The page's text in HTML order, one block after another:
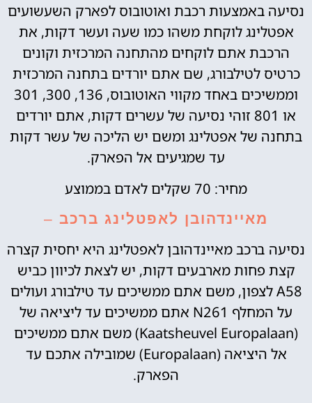
נסיעה באמצעות רכבת ואוטובוס לפארק השעשועים
אפטלינג לוקחת משהו כמו שעה ועשר דקות, את
הרכבת אתם לוקחים מהתחנה המרכזית וקונים
כרטיס לטילבורג, שם אתם יורדים בתחנה המרכזית
וממשיכים באחד מקווי האוטובוס, 136, 300, 301
או 801 זוהי נסיעה של עשרים דקות, אתם יורדים
בתחנה של אפטלינג ומשם יש הליכה של עשר דקות
עד שמגיעים אל הפארק.
מחיר: 70 שקלים לאדם בממוצע
מאיינדהובן לאפטלינג ברכב –
נסיעה ברכב מאיינדהובן לאפטלינג היא יחסית קצרה
קצת פחות מארבעים דקות, יש לצאת לכיוון כביש
A58 לצפון, משם אתם ממשיכים עד טילבורג ועולים
על המחלף N261 אתם ממשיכים עד ליציאה של
(‪Europalaan‬‏ Kaatsheuvel) משם אתם ממשיכים
אל היציאה (Europalaan‬‏) שמובילה אתכם עד
הפארק.